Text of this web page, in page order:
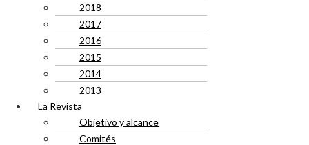
2018
2017
2016
2015
2014
2013
La Revista
Objetivo y alcance
Comités